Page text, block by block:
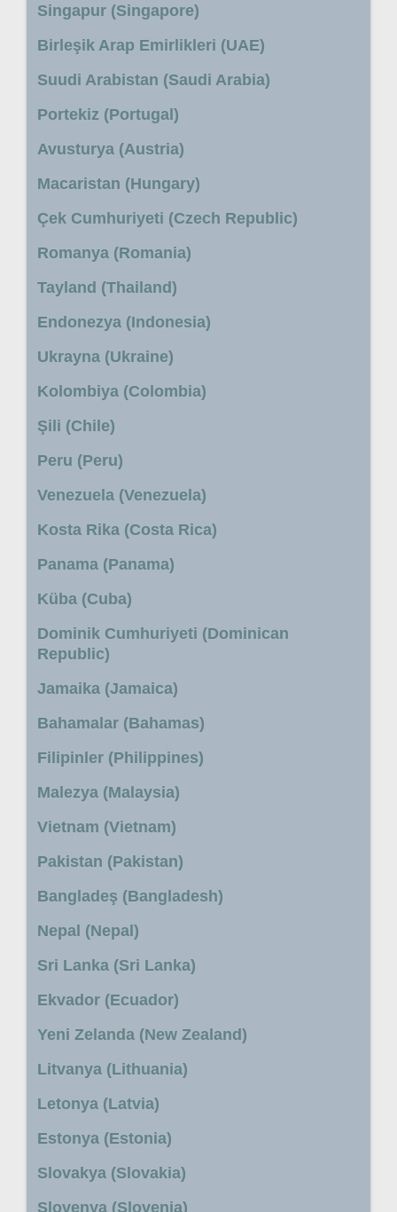
Singapur (Singapore)
Birleşik Arap Emirlikleri (UAE)
Suudi Arabistan (Saudi Arabia)
Portekiz (Portugal)
Avusturya (Austria)
Macaristan (Hungary)
Çek Cumhuriyeti (Czech Republic)
Romanya (Romania)
Tayland (Thailand)
Endonezya (Indonesia)
Ukrayna (Ukraine)
Kolombiya (Colombia)
Şili (Chile)
Peru (Peru)
Venezuela (Venezuela)
Kosta Rika (Costa Rica)
Panama (Panama)
Küba (Cuba)
Dominik Cumhuriyeti (Dominican
Republic)
Jamaika (Jamaica)
Bahamalar (Bahamas)
Filipinler (Philippines)
Malezya (Malaysia)
Vietnam (Vietnam)
Pakistan (Pakistan)
Bangladeş (Bangladesh)
Nepal (Nepal)
Sri Lanka (Sri Lanka)
Ekvador (Ecuador)
Yeni Zelanda (New Zealand)
Litvanya (Lithuania)
Letonya (Latvia)
Estonya (Estonia)
Slovakya (Slovakia)
Slovenya (Slovenia)